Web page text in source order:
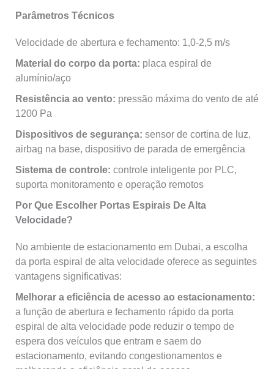
Parâmetros Técnicos
Velocidade de abertura e fechamento: 1,0-2,5 m/s
Material do corpo da porta: placa espiral de
alumínio/aço
Resistência ao vento: pressão máxima do vento de até
1200 Pa
Dispositivos de segurança: sensor de cortina de luz,
airbag na base, dispositivo de parada de emergência
Sistema de controle: controle inteligente por PLC,
suporta monitoramento e operação remotos
Por Que Escolher Portas Espirais De Alta
Velocidade?
No ambiente de estacionamento em Dubai, a escolha
da porta espiral de alta velocidade oferece as seguintes
vantagens significativas:
Melhorar a eficiência de acesso ao estacionamento:
a função de abertura e fechamento rápido da porta
espiral de alta velocidade pode reduzir o tempo de
espera dos veículos que entram e saem do
estacionamento, evitando congestionamentos e